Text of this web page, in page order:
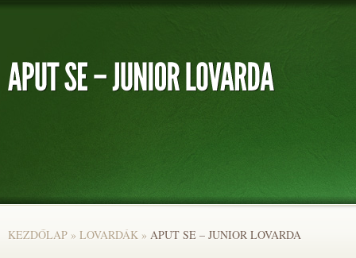
KEZDŐLAP » LOVARDÁK » APUT SE – JUNIOR LOVARDA